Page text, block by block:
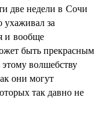
две недели в Сочи
за
и вообще
быть прекрасным
волшебству
они могут
так давно не